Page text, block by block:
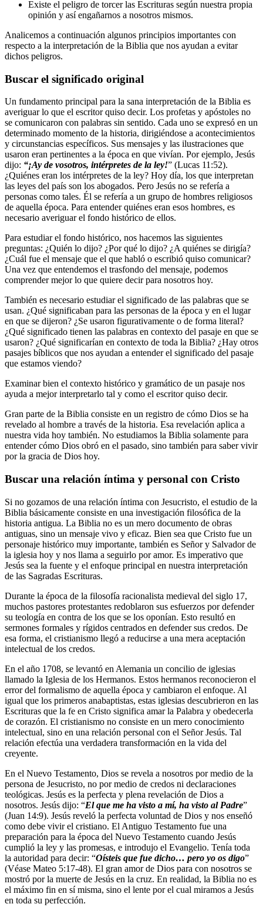
Existe el peligro de torcer las Escrituras según nuestra propia
opinión y así engañarnos a nosotros mismos.
Analicemos a continuación algunos principios importantes con
respecto a la interpretación de la Biblia que nos ayudan a evitar
dichos peligros.
Buscar el significado original
Un fundamento principal para la sana interpretación de la Biblia es
averiguar lo que el escritor quiso decir. Los profetas y apóstoles no
se comunicaron con palabras sin sentido. Cada uno se expresó en un
determinado momento de la historia, dirigiéndose a acontecimientos
y circunstancias específicos. Sus mensajes y las ilustraciones que
usaron eran pertinentes a la época en que vivían. Por ejemplo, Jesús
dijo: “¡Ay de vosotros, intérpretes de la ley!” (Lucas 11:52).
¿Quiénes eran los intérpretes de la ley? Hoy día, los que interpretan
las leyes del país son los abogados. Pero Jesús no se refería a
personas como tales. Él se refería a un grupo de hombres religiosos
de aquella época. Para entender quiénes eran esos hombres, es
necesario averiguar el fondo histórico de ellos.
Para estudiar el fondo histórico, nos hacemos las siguientes
preguntas: ¿Quién lo dijo? ¿Por qué lo dijo? ¿A quiénes se dirigía?
¿Cuál fue el mensaje que el que habló o escribió quiso comunicar?
Una vez que entendemos el trasfondo del mensaje, podemos
comprender mejor lo que quiere decir para nosotros hoy.
También es necesario estudiar el significado de las palabras que se
usan. ¿Qué significaban para las personas de la época y en el lugar
en que se dijeron? ¿Se usaron figurativamente o de forma literal?
¿Qué significado tienen las palabras en contexto del pasaje en que se
usaron? ¿Qué significarían en contexto de toda la Biblia? ¿Hay otros
pasajes bíblicos que nos ayudan a entender el significado del pasaje
que estamos viendo?
Examinar bien el contexto histórico y gramático de un pasaje nos
ayuda a mejor interpretarlo tal y como el escritor quiso decir.
Gran parte de la Biblia consiste en un registro de cómo Dios se ha
revelado al hombre a través de la historia. Esa revelación aplica a
nuestra vida hoy también. No estudiamos la Biblia solamente para
entender cómo Dios obró en el pasado, sino también para saber vivir
por la gracia de Dios hoy.
Buscar una relación íntima y personal con Cristo
Si no gozamos de una relación íntima con Jesucristo, el estudio de la
Biblia básicamente consiste en una investigación filosófica de la
historia antigua. La Biblia no es un mero documento de obras
antiguas, sino un mensaje vivo y eficaz. Bien sea que Cristo fue un
personaje histórico muy importante, también es Señor y Salvador de
la iglesia hoy y nos llama a seguirlo por amor. Es imperativo que
Jesús sea la fuente y el enfoque principal en nuestra interpretación
de las Sagradas Escrituras.
Durante la época de la filosofía racionalista medieval del siglo 17,
muchos pastores protestantes redoblaron sus esfuerzos por defender
su teología en contra de los que se los oponían. Esto resultó en
sermones formales y rígidos centrados en defender sus credos. De
esa forma, el cristianismo llegó a reducirse a una mera aceptación
intelectual de los credos.
En el año 1708, se levantó en Alemania un concilio de iglesias
llamado la Iglesia de los Hermanos. Estos hermanos reconocieron el
error del formalismo de aquella época y cambiaron el enfoque. Al
igual que los primeros anabaptistas, estas iglesias descubrieron en las
Escrituras que la fe en Cristo significa amar la Palabra y obedecerla
de corazón. El cristianismo no consiste en un mero conocimiento
intelectual, sino en una relación personal con el Señor Jesús. Tal
relación efectúa una verdadera transformación en la vida del
creyente.
En el Nuevo Testamento, Dios se revela a nosotros por medio de la
persona de Jesucristo, no por medio de credos ni declaraciones
teológicas. Jesús es la perfecta y plena revelación de Dios a
nosotros. Jesús dijo: “El que me ha visto a mí, ha visto al Padre”
(Juan 14:9). Jesús reveló la perfecta voluntad de Dios y nos enseñó
como debe vivir el cristiano. El Antiguo Testamento fue una
preparación para la época del Nuevo Testamento cuando Jesús
cumplió la ley y las promesas, e introdujo el Evangelio. Tenía toda
la autoridad para decir: “Oísteis que fue dicho… pero yo os digo”
(Véase Mateo 5:17-48). El gran amor de Dios para con nosotros se
mostró por la muerte de Jesús en la cruz. En realidad, la Biblia no es
el máximo fin en sí misma, sino el lente por el cual miramos a Jesús
en toda su perfección.